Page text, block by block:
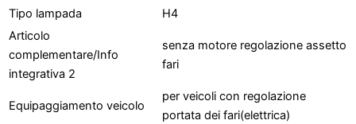
Tipo lampada
H4
Articolo
complementare/Info
integrativa 2
senza motore regolazione assetto
fari
Equipaggiamento veicolo
per veicoli con regolazione
portata dei fari(elettrica)